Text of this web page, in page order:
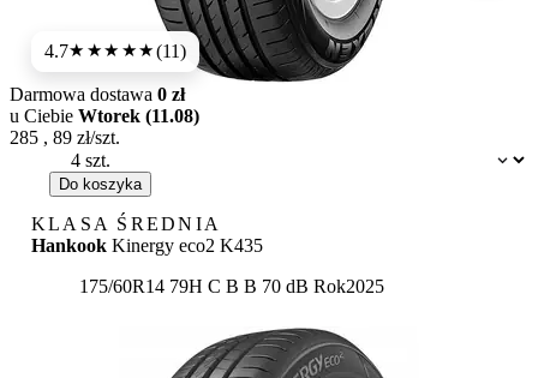
4.7★★★★★(11)
Dostępność:
Darmowa dostawa 0 zł
u Ciebie Wtorek (11.08)
285 , 89 zł/szt.
Do koszyka
KLASA ŚREDNIA
Hankook Kinergy eco2 K435
175/60R14 79H Etykieta:
C B B 70 dB Rok2025